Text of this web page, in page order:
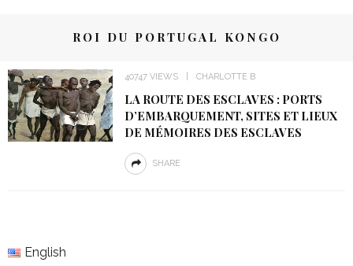
ROI DU PORTUGAL KONGO
40747 VIEWS CHARLOTTE B
LA ROUTE DES ESCLAVES : PORTS
D’EMBARQUEMENT, SITES ET LIEUX
DE MÉMOIRES DES ESCLAVES
SHARE
English